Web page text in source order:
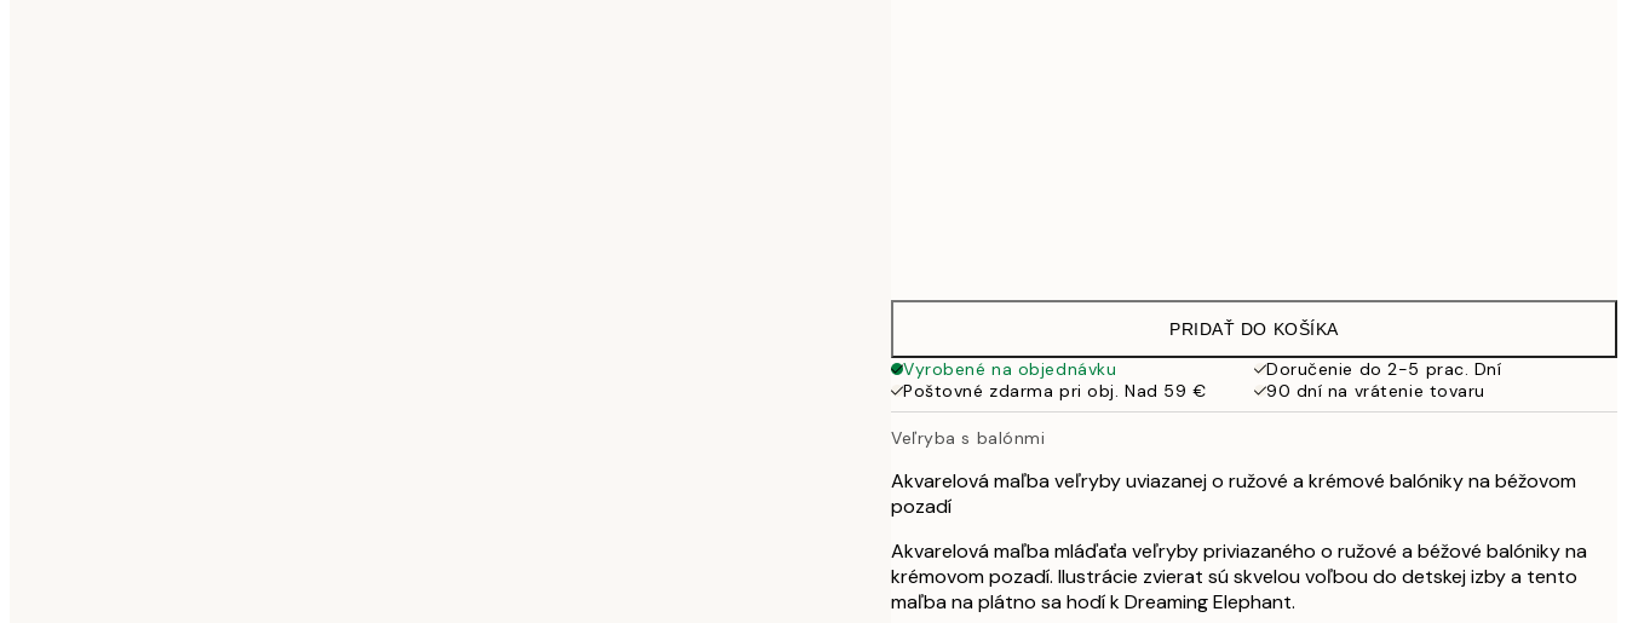
PRIDAŤ DO KOŠÍKA
Vyrobené na objednávku
Doručenie do 2-5 prac. Dní
Poštovné zdarma pri obj. Nad 59 €
90 dní na vrátenie tovaru
Veľryba s balónmi
Akvarelová maľba veľryby uviazanej o ružové a krémové balóniky na béžovom
pozadí
Akvarelová maľba mláďaťa veľryby priviazaného o ružové a béžové balóniky na
krémovom pozadí. Ilustrácie zvierat sú skvelou voľbou do detskej izby a tento
maľba na plátno sa hodí k Dreaming Elephant.